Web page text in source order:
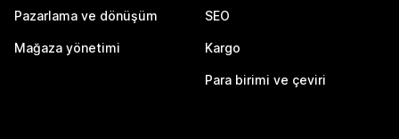
Pazarlama ve dönüşüm
Mağaza yönetimi
SEO
Kargo
Para birimi ve çeviri